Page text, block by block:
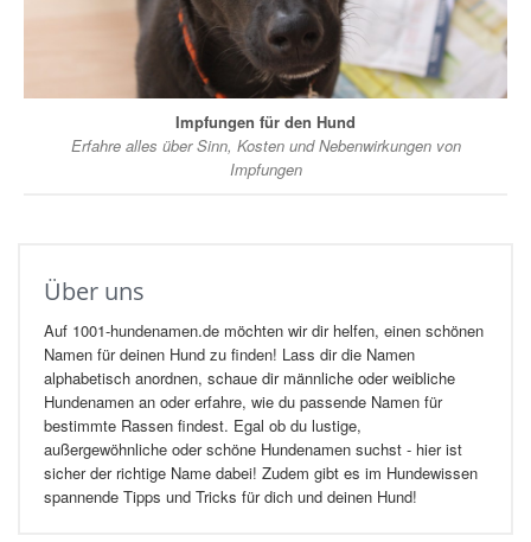
Impfungen für den Hund
Erfahre alles über Sinn, Kosten und Nebenwirkungen von
Impfungen
Über uns
Auf 1001-hundenamen.de möchten wir dir helfen, einen schönen
Namen für deinen Hund zu finden! Lass dir die Namen
alphabetisch anordnen, schaue dir männliche oder weibliche
Hundenamen an oder erfahre, wie du passende Namen für
bestimmte Rassen findest. Egal ob du lustige,
außergewöhnliche oder schöne Hundenamen suchst - hier ist
sicher der richtige Name dabei! Zudem gibt es im Hundewissen
spannende Tipps und Tricks für dich und deinen Hund!